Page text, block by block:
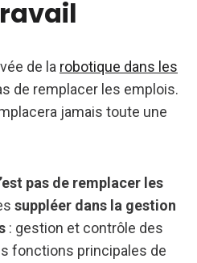
de la robotique dans les
de remplacer les emplois.
jamais toute une
pas de remplacer les
suppléer dans la gestion
: gestion et contrôle des
fonctions principales de